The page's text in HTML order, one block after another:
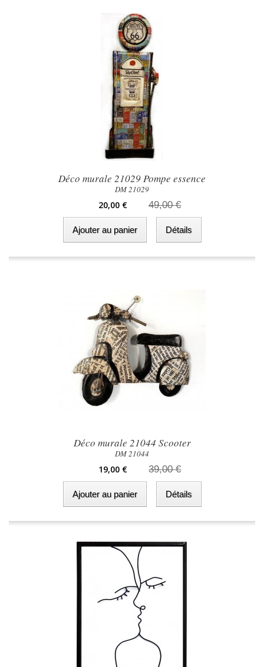
Déco murale 21029 Pompe essence
DM 21029
20,00 € 49,00 €
Ajouter au panier Détails
Déco murale 21044 Scooter
DM 21044
19,00 € 39,00 €
Ajouter au panier Détails